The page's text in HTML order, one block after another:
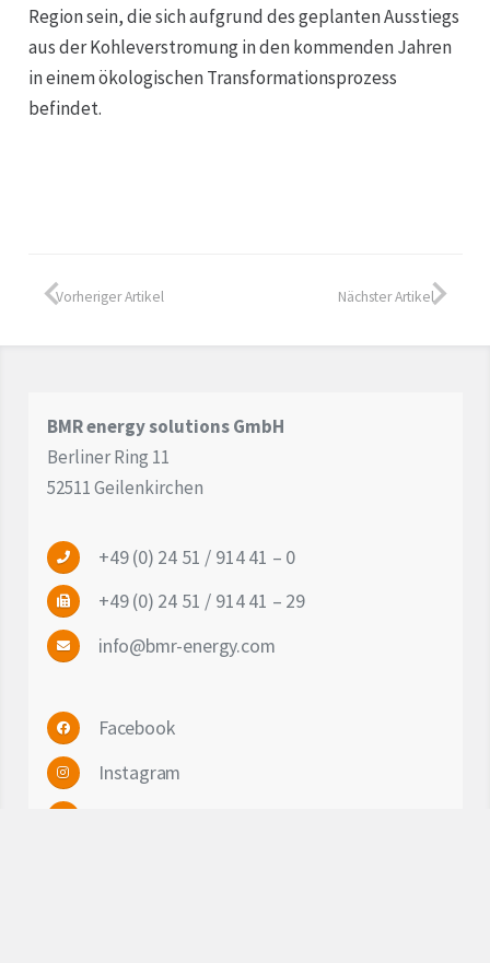
Region sein, die sich aufgrund des geplanten Ausstiegs
aus der Kohleverstromung in den kommenden Jahren
in einem ökologischen Transformationsprozess
befindet.
Vorheriger Artikel Nächster Artikel
BMR energy solutions GmbH
Berliner Ring 11
52511 Geilenkirchen
+49 (0) 24 51 / 914 41 – 0
+49 (0) 24 51 / 914 41 – 29
info@bmr-energy.com
Facebook
Instagram